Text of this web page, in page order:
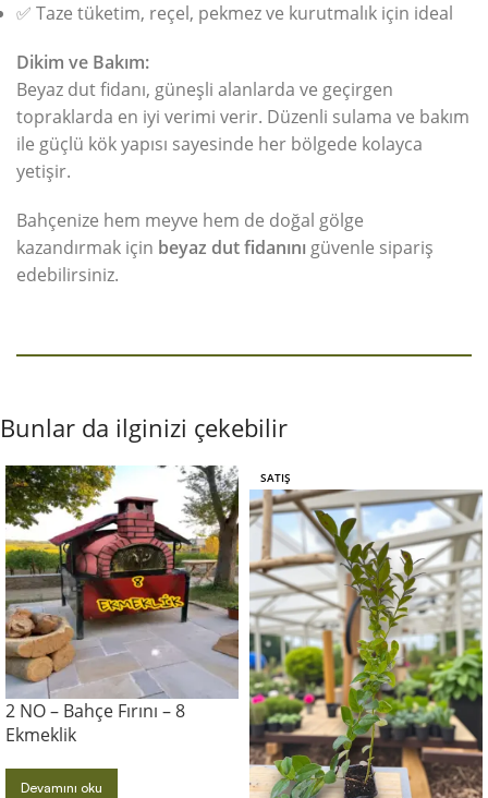
✅ Taze tüketim, reçel, pekmez ve kurutmalık için ideal
Dikim ve Bakım:
Beyaz dut fidanı, güneşli alanlarda ve geçirgen
topraklarda en iyi verimi verir. Düzenli sulama ve bakım
ile güçlü kök yapısı sayesinde her bölgede kolayca
yetişir.
Bahçenize hem meyve hem de doğal gölge
kazandırmak için beyaz dut fidanını güvenle sipariş
edebilirsiniz.
Bunlar da ilginizi çekebilir
2 NO – Bahçe Fırını – 8
Ekmeklik
Devamını oku
SATIŞ